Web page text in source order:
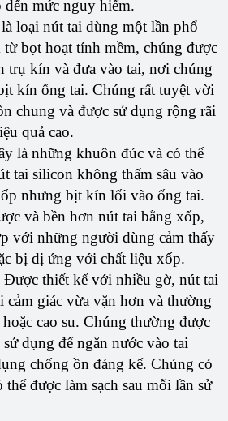
đến mức nguy hiểm.
loại nút tai dùng một lần phổ
bọt hoạt tính mềm, chúng được
trụ kín và đưa vào tai, nơi chúng
kín ống tai. Chúng rất tuyệt vời
chung và được sử dụng rộng rãi
quả cao.
là những khuôn đúc và có thể
tai silicon không thấm sâu vào
nhưng bịt kín lối vào ống tai.
và bền hơn nút tai bằng xốp,
với những người dùng cảm thấy
bị dị ứng với chất liệu xốp.
Được thiết kế với nhiều gờ, nút tai
cảm giác vừa vặn hơn và thường
cao su. Chúng thường được
dụng để ngăn nước vào tai
chống ồn đáng kể. Chúng có
thể được làm sạch sau mỗi lần sử